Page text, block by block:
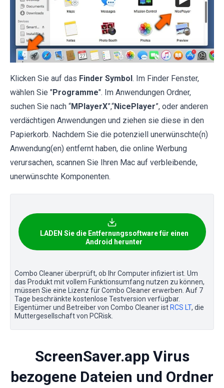
Klicken Sie auf das Finder Symbol. Im Finder Fenster,
wählen Sie "Programme". Im Anwendungen Ordner,
suchen Sie nach “MPlayerX”,“NicePlayer”, oder anderen
verdächtigen Anwendungen und ziehen sie diese in den
Papierkorb. Nachdem Sie die potenziell unerwünschte(n)
Anwendung(en) entfernt haben, die online Werbung
verursachen, scannen Sie Ihren Mac auf verbleibende,
unerwünschte Komponenten.
LADEN Sie die Entfernungssoftware für einen
Android herunter
Combo Cleaner überprüft, ob Ihr Computer infiziert ist. Um
das Produkt mit vollem Funktionsumfang nutzen zu können,
müssen Sie eine Lizenz für Combo Cleaner erwerben. Auf 7
Tage beschränkte kostenlose Testversion verfügbar.
Eigentümer und Betreiber von Combo Cleaner ist RCS LT, die
Muttergesellschaft von PCRisk.
ScreenSaver.app Virus
bezogene Dateien und Ordner